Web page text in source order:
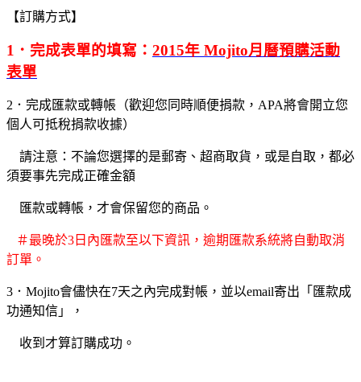
【訂購方式】
1．完成表單的填寫： 2015年 Mojito月曆預購活動
表單
2． 完成匯款或轉帳（歡迎您同時順便捐款，APA將會開立您
個人可抵稅捐款收據）
請注意：不論您選擇的是郵寄、超商取貨，或是自取， 都必
須要事先完成正確金額
匯款或轉帳， 才會保留您的商品。
＃最晚於3日內匯款至以下資訊，逾期匯款系統將自動取消
訂單。
3．Mojito會儘快在7天之內完成對帳，並以email寄出「匯款成
功通知信」，
收到才算訂購成功。